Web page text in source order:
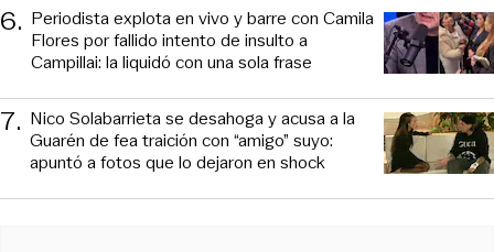
6. Periodista explota en vivo y barre con Camila
Flores por fallido intento de insulto a
Campillai: la liquidó con una sola frase
7. Nico Solabarrieta se desahoga y acusa a la
Guarén de fea traición con “amigo” suyo:
apuntó a fotos que lo dejaron en shock